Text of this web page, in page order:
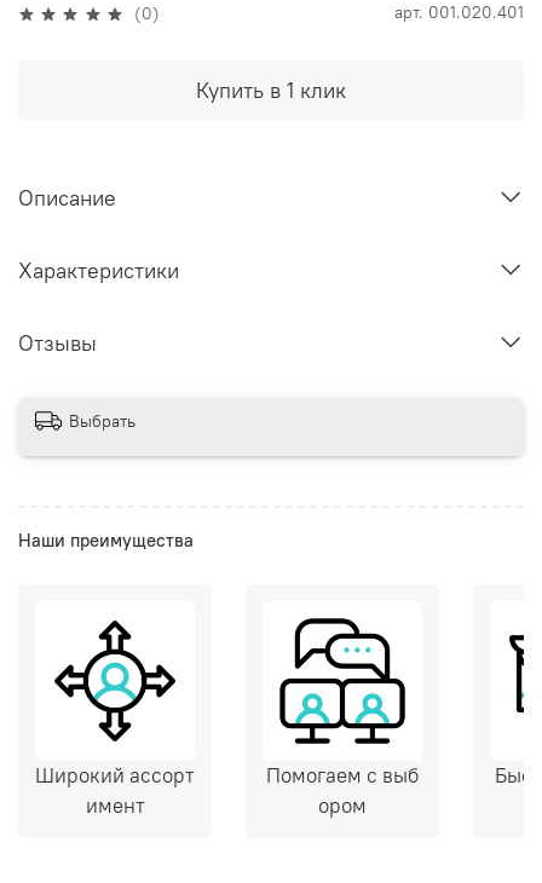
(0) арт. 001.020.401
Купить в 1 клик
Описание
Характеристики
Отзывы
Выбрать
Наши преимущества
Широкий ассорт
имент
Помогаем с выб
ором